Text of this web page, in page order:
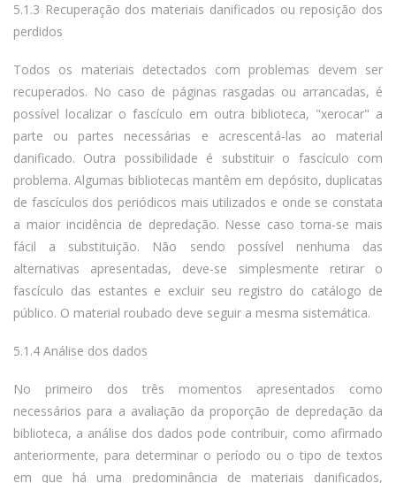
5.1.3 Recuperação dos materiais danificados ou reposição dos
perdidos
Todos os materiais detectados com problemas devem ser
recuperados. No caso de páginas rasgadas ou arrancadas, é
possível localizar o fascículo em outra biblioteca, "xerocar" a
parte ou partes necessárias e acrescentá-las ao material
danificado. Outra possibilidade é substituir o fascículo com
problema. Algumas bibliotecas mantêm em depósito, duplicatas
de fascículos dos periódicos mais utilizados e onde se constata
a maior incidência de depredação. Nesse caso torna-se mais
fácil a substituição. Não sendo possível nenhuma das
alternativas apresentadas, deve-se simplesmente retirar o
fascículo das estantes e excluir seu registro do catálogo de
público. O material roubado deve seguir a mesma sistemática.
5.1.4 Análise dos dados
No primeiro dos três momentos apresentados como
necessários para a avaliação da proporção de depredação da
biblioteca, a análise dos dados pode contribuir, como afirmado
anteriormente, para determinar o período ou o tipo de textos
em que há uma predominância de materiais danificados,